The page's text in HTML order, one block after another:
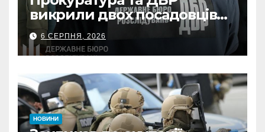
викрили двох посадовців
ДПС Сумщини на вимаганні
неправомірної вигоди у
ФОПа
6 СЕРПНЯ, 2026
НОВИНИ